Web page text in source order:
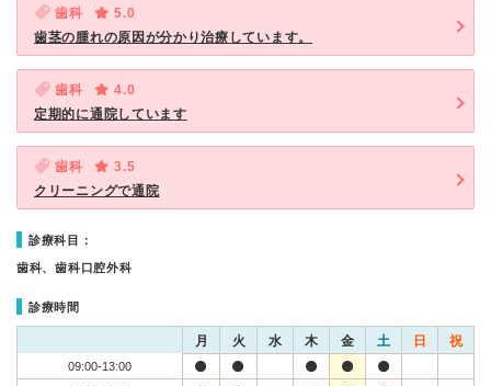
歯科
5.0
歯茎の腫れの原因が分かり治療しています。
歯科
4.0
定期的に通院しています
歯科
3.5
クリーニングで通院
診療科目：
歯科、歯科口腔外科
診療時間
月 火 水 木 金 土 日 祝
09:00-13:00